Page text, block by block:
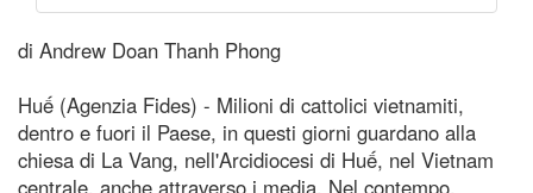
di Andrew Doan Thanh Phong
Huế (Agenzia Fides) - Milioni di cattolici vietnamiti,
dentro e fuori il Paese, in questi giorni guardano alla
chiesa di La Vang, nell'Arcidiocesi di Huế, nel Vietnam
centrale, anche attraverso i media. Nel contempo,